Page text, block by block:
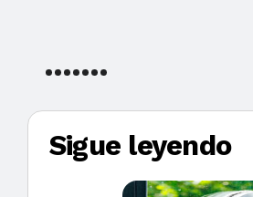
Sigue leyendo